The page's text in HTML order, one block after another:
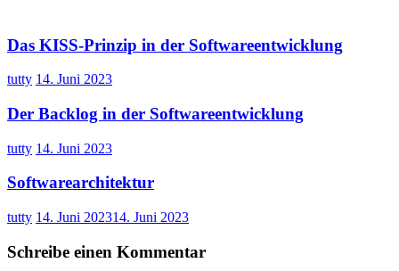
Das KISS-Prinzip in der Softwareentwicklung
tutty 14. Juni 2023
Der Backlog in der Softwareentwicklung
tutty 14. Juni 2023
Softwarearchitektur
tutty 14. Juni 202314. Juni 2023
Schreibe einen Kommentar